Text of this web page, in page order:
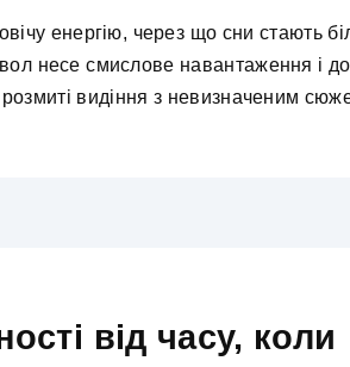
енергію, через що сни стають
несе смислове навантаження і
видіння з невизначеним
від часу, коли